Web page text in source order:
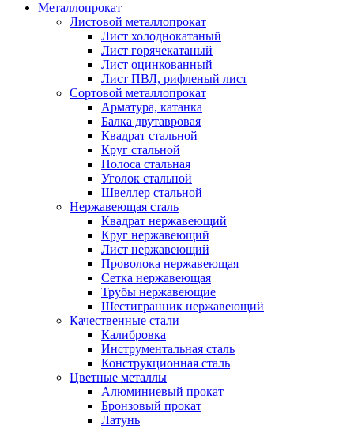
Металлопрокат
Листовой металлопрокат
Лист холоднокатаный
Лист горячекатаный
Лист оцинкованный
Лист ПВЛ, рифленый лист
Сортовой металлопрокат
Арматура, катанка
Балка двутавровая
Квадрат стальной
Круг стальной
Полоса стальная
Уголок стальной
Швеллер стальной
Нержавеющая сталь
Квадрат нержавеющий
Круг нержавеющий
Лист нержавеющий
Проволока нержавеющая
Сетка нержавеющая
Трубы нержавеющие
Шестигранник нержавеющий
Качественные стали
Калибровка
Инструментальная сталь
Конструкционная сталь
Цветные металлы
Алюминиевый прокат
Бронзовый прокат
Латунь